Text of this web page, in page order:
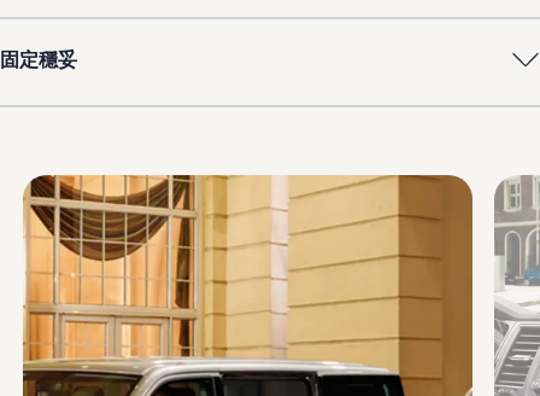
固定穩妥
Enable fullscreen mode